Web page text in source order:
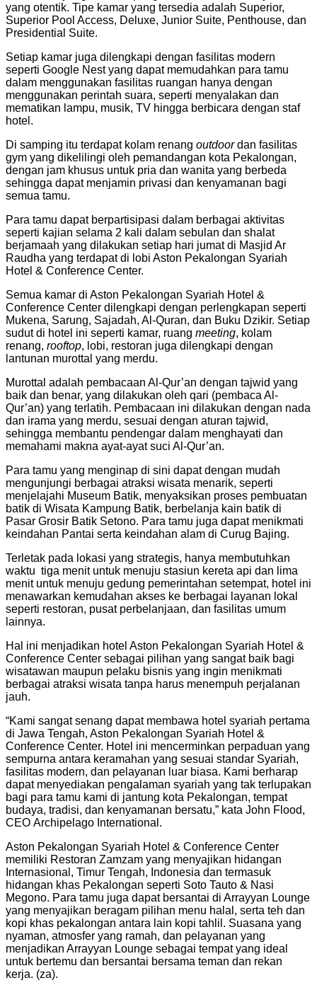
yang otentik. Tipe kamar yang tersedia adalah Superior,
Superior Pool Access, Deluxe, Junior Suite, Penthouse, dan
Presidential Suite.
Setiap kamar juga dilengkapi dengan fasilitas modern
seperti Google Nest yang dapat memudahkan para tamu
dalam menggunakan fasilitas ruangan hanya dengan
menggunakan perintah suara, seperti menyalakan dan
mematikan lampu, musik, TV hingga berbicara dengan staf
hotel.
Di samping itu terdapat kolam renang outdoordan fasilitas
gym yang dikelilingi oleh pemandangan kota Pekalongan,
dengan jam khusus untuk pria dan wanita yang berbeda
sehingga dapat menjamin privasi dan kenyamanan bagi
semua tamu.
Para tamu dapat berpartisipasi dalam berbagai aktivitas
seperti kajian selama 2 kali dalam sebulan dan shalat
berjamaah yang dilakukan setiap hari jumat di Masjid Ar
Raudha yang terdapat di lobi Aston Pekalongan Syariah
Hotel & Conference Center.
Semua kamar di Aston Pekalongan Syariah Hotel &
Conference Center dilengkapi dengan perlengkapan seperti
Mukena, Sarung, Sajadah, Al-Quran, dan Buku Dzikir. Setiap
sudut di hotel ini seperti kamar, ruang meeting, kolam
renang, rooftop, lobi, restoran juga dilengkapi dengan
lantunan murottal yang merdu.
Murottal adalah pembacaan Al-Qur’an dengan tajwid yang
baik dan benar, yang dilakukan oleh qari (pembaca Al-
Qur’an) yang terlatih. Pembacaan ini dilakukan dengan nada
dan irama yang merdu, sesuai dengan aturan tajwid,
sehingga membantu pendengar dalam menghayati dan
memahami makna ayat-ayat suci Al-Qur’an.
Para tamu yang menginap di sini dapat dengan mudah
mengunjungi berbagai atraksi wisata menarik, seperti
menjelajahi Museum Batik, menyaksikan proses pembuatan
batik di Wisata Kampung Batik, berbelanja kain batik di
Pasar Grosir Batik Setono. Para tamu juga dapat menikmati
keindahan Pantai serta keindahan alam di Curug Bajing.
Terletak pada lokasi yang strategis, hanya membutuhkan
waktu tiga menit untuk menuju stasiun kereta api dan lima
menit untuk menuju gedung pemerintahan setempat, hotel ini
menawarkan kemudahan akses ke berbagai layanan lokal
seperti restoran, pusat perbelanjaan, dan fasilitas umum
lainnya.
Hal ini menjadikan hotel Aston Pekalongan Syariah Hotel &
Conference Center sebagai pilihan yang sangat baik bagi
wisatawan maupun pelaku bisnis yang ingin menikmati
berbagai atraksi wisata tanpa harus menempuh perjalanan
jauh.
“Kami sangat senang dapat membawa hotel syariah pertama
di Jawa Tengah, Aston Pekalongan Syariah Hotel &
Conference Center. Hotel ini mencerminkan perpaduan yang
sempurna antara keramahan yang sesuai standar Syariah,
fasilitas modern, dan pelayanan luar biasa. Kami berharap
dapat menyediakan pengalaman syariah yang tak terlupakan
bagi para tamu kami di jantung kota Pekalongan, tempat
budaya, tradisi, dan kenyamanan bersatu,” kata John Flood,
CEO Archipelago International.
Aston Pekalongan Syariah Hotel & Conference Center
memiliki Restoran Zamzam yang menyajikan hidangan
Internasional, Timur Tengah, Indonesia dan termasuk
hidangan khas Pekalongan seperti Soto Tauto & Nasi
Megono. Para tamu juga dapat bersantai di Arrayyan Lounge
yang menyajikan beragam pilihan menu halal, serta teh dan
kopi khas pekalongan antara lain kopi tahlil. Suasana yang
nyaman, atmosfer yang ramah, dan pelayanan yang
menjadikan Arrayyan Lounge sebagai tempat yang ideal
untuk bertemu dan bersantai bersama teman dan rekan
kerja. (za).